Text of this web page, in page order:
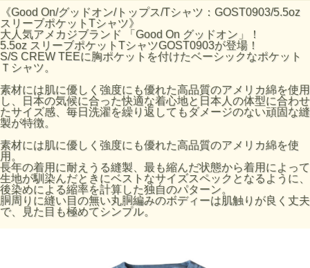
素材には肌に優しく強度にも優れた高品質のアメリカ綿を使
用。
長年の着用に耐えうる縫製、最も縮んだ状態から着用によっ
て生地が馴染んだときにベストなサイズスペックとなるよう
に、後染めによる縮率を計算した独自のパターン。
胴周りに縫い目の無い丸胴編みのボディーは肌触りが良く丈
夫で、見た目も極めてシンプル。
反応染めカラーは落ち着いた雰囲気のきれいな発色が特徴
で、ベーシックかつシンプルな仕上がりで着回しやすく上品
な印象です。
Pigment Dye（顔料染め）カラーは、独特な濃淡のある色合
いで、風合い感と経年変化による色あせを楽しむことができ
ます。
※メタルグレーは先染め糸を織り交ぜる事により霜降りグレ
ーの色を出している混紡生地を使用しています。
※こちらの商品は、米国製(Made in USA)と日本製(Made in
Japan)の在庫が混在しておりますが、ご注文の際にご指定頂
く事はできません。品質等に違いはありませんので予めご了
《Good On/グッドオン/トップス/Tシャツ：GOST0903/5.5oz
スリーブポケットTシャツ》
大人気アメカジブランド 「Good On グッドオン」！
5.5oz スリーブポケットTシャツGOST0903が登場！
S/S CREW TEEに胸ポケットを付けたベーシックなポケット
Ｔシャツ。
素材には肌に優しく強度にも優れた高品質のアメリカ綿を使用
し、日本の気候に合った快適な着心地と日本人の体型に合わせ
たサイズ感、毎日洗濯を繰り返してもダメージのない頑固な縫
製が特徴。
素材には肌に優しく強度にも優れた高品質のアメリカ綿を使
用。
長年の着用に耐えうる縫製、最も縮んだ状態から着用によって
生地が馴染んだときにベストなサイズスペックとなるように、
後染めによる縮率を計算した独自のパターン。
胴周りに縫い目の無い丸胴編みのボディーは肌触りが良く丈夫
で、見た目も極めてシンプル。